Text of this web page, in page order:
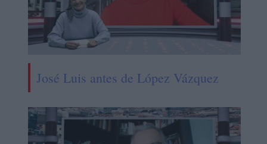
José Luis antes de López Vázquez